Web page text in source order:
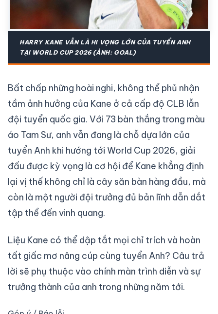
HARRY KANE VẪN LÀ HI VỌNG LỚN CỦA TUYỂN ANH
TẠI WORLD CUP 2026 (ẢNH: GOAL)
Bất chấp những hoài nghi, không thể phủ nhận
tầm ảnh hưởng của Kane ở cả cấp độ CLB lẫn
đội tuyển quốc gia. Với 73 bàn thắng trong màu
áo Tam Sư, anh vẫn đang là chỗ dựa lớn của
tuyển Anh khi hướng tới World Cup 2026, giải
đấu được kỳ vọng là cơ hội để Kane khẳng định
lại vị thế không chỉ là cây săn bàn hàng đầu, mà
còn là một người đội trưởng đủ bản lĩnh dẫn dắt
tập thể đến vinh quang.
Liệu Kane có thể dập tắt mọi chỉ trích và hoàn
tất giấc mơ nâng cúp cùng tuyển Anh? Câu trả
lời sẽ phụ thuộc vào chính màn trình diễn và sự
trưởng thành của anh trong những năm tới.